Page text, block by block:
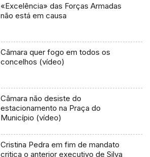
«Excelência» das Forças Armadas
não está em causa
Câmara quer fogo em todos os
concelhos (vídeo)
Câmara não desiste do
estacionamento na Praça do
Município (vídeo)
Cristina Pedra em fim de mandato
critica o anterior executivo de Silva